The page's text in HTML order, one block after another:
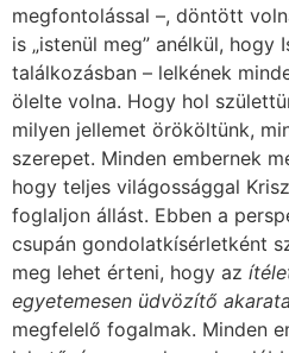
megfontolással –, döntött
is „istenül meg” anélkül, hogy
találkozásban – lelkének
ölelte volna. Hogy hol
milyen jellemet örököltünk,
szerepet. Minden embernek
hogy teljes világossággal
foglaljon állást. Ebben a
csupán gondolatkísérletként
meg lehet érteni, hogy az
egyetemesen üdvözítő akarata
megfelelő fogalmak. Minden